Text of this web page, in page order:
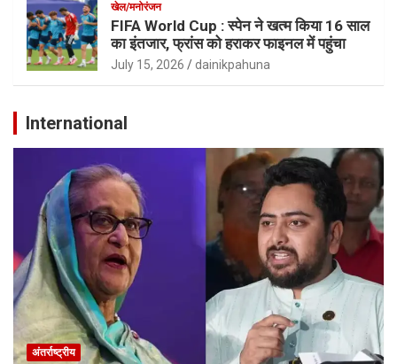
खेल/मनोरंजन
FIFA World Cup : स्पेन ने खत्म किया 16 साल
का इंतजार, फ्रांस को हराकर फाइनल में पहुंचा
July 15, 2026 dainikpahuna
International
अंतर्राष्ट्रीय